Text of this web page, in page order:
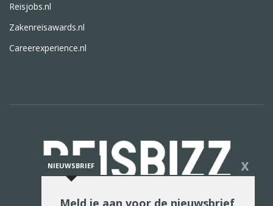
Reisjobs.nl
Zakenreisawards.nl
Careerexperience.nl
NIEUWSBRIEF X
Meld je aan voor de nieuwsbrief